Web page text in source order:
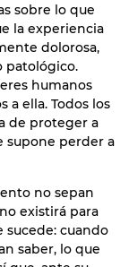
sobre lo que
la experiencia
dolorosa,
patológico.
humanos
a ella. Todos los
de proteger a
supone perder a
no sepan
existirá para
sucede: cuando
saber, lo que